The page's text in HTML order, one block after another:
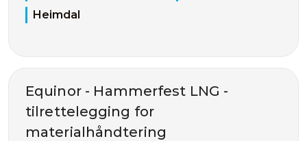
Heimdal
Equinor - Hammerfest LNG -
tilrettelegging for
materialhåndtering